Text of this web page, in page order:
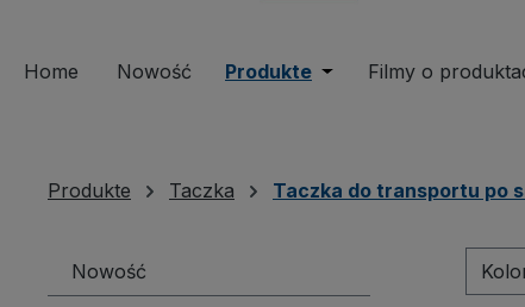
Home Nowość Produkte Open or close the
Filmy o
Produkte Taczka Taczka do transportu po
Nowość